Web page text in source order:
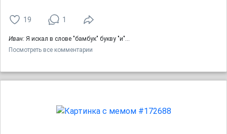
19 1
Иван: Я искал в слове "бамбук" букву "и"...
Посмотреть все комментарии